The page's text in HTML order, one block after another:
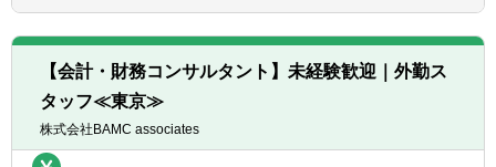
【この業務の魅力・やりがい】
ます。特に上場会社でしか経験できないよう
■事業会社での経理実務経験がある方、税務
会計事務所での実務経験がある方（1～3年程
■IPOコンサルや成長企業支援に関心のある方
理）
■税理士補助業務（税務申告書作成補助、そ
の他申請届け出書作成補助等）
■経理支援業務（会計処理相談対応、帳簿レ
ビュー等）
■公認会計士補助業務（上場会社決算支援
等）など
【会計・財務コンサルタント】未経験歓迎｜外勤ス
タッフ≪東京≫
株式会社BAMC associates